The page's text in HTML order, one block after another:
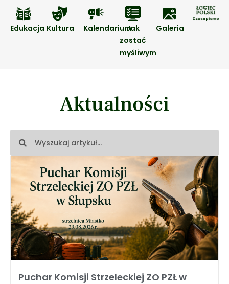
Edukacja Kultura KalendariumJak
zostać
myśliwym
Galeria
Aktualności
Puchar Komisji Strzeleckiej ZO PZŁ w